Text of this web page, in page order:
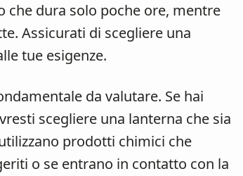
che dura solo poche ore, mentre
Assicurati di scegliere una
tue esigenze.
da valutare. Se hai
scegliere una lanterna che sia
prodotti chimici che
o se entrano in contatto con la